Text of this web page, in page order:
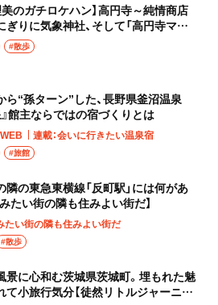
美のガチロケハン】高円寺～純情商店
ぎりに気象神社、そして「高円寺マシ
#散歩
ら“孫ターン”した、長野県釜沼温泉
』館主ならではの宿づくりとは
連載：会いに行きたい温泉宿
#旅館
隣の東急東横線「反町駅」には何があ
みたい街の隣も住みよい街だ】
たい街の隣も住みよい街だ
#散歩
景に心和む茨城県茨城町。埋もれた魅
て小旅行気分【徒然リトルジャーニ